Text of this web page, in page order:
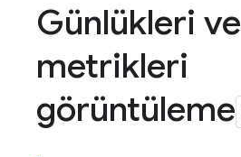
Günlükleri ve
metrikleri
görüntüleme